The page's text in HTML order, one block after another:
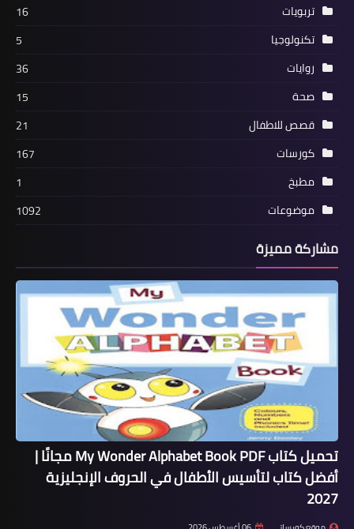
تربويات
16
تكنولوجيا
5
روايات
36
صحة
15
قصص للاطفال
21
كورسات
167
مطبخ
1
موضوعات
1092
مشاركة مميزة
تحميل كتاب My Wonder Alphabet Book PDF مجانًا |
أفضل كتاب لتأسيس الأطفال في الحروف الإنجليزية
2027